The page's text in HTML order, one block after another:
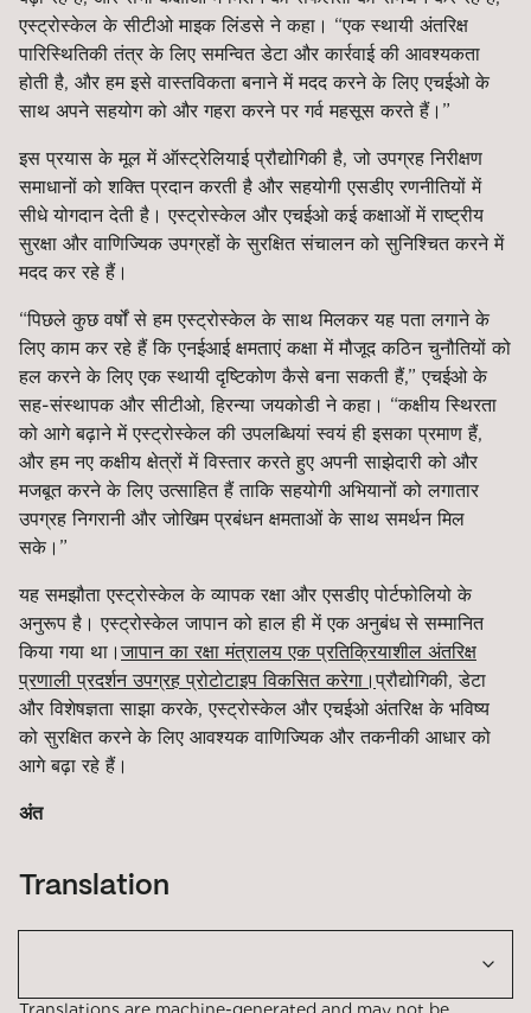
एस्ट्रोस्केल के सीटीओ माइक लिंडसे ने कहा। “एक स्थायी अंतरिक्ष
पारिस्थितिकी तंत्र के लिए समन्वित डेटा और कार्रवाई की आवश्यकता
होती है, और हम इसे वास्तविकता बनाने में मदद करने के लिए एचईओ के
साथ अपने सहयोग को और गहरा करने पर गर्व महसूस करते हैं।”
इस प्रयास के मूल में ऑस्ट्रेलियाई प्रौद्योगिकी है, जो उपग्रह निरीक्षण
समाधानों को शक्ति प्रदान करती है और सहयोगी एसडीए रणनीतियों में
सीधे योगदान देती है। एस्ट्रोस्केल और एचईओ कई कक्षाओं में राष्ट्रीय
सुरक्षा और वाणिज्यिक उपग्रहों के सुरक्षित संचालन को सुनिश्चित करने में
मदद कर रहे हैं।
“पिछले कुछ वर्षों से हम एस्ट्रोस्केल के साथ मिलकर यह पता लगाने के
लिए काम कर रहे हैं कि एनईआई क्षमताएं कक्षा में मौजूद कठिन चुनौतियों को
हल करने के लिए एक स्थायी दृष्टिकोण कैसे बना सकती हैं,” एचईओ के
सह-संस्थापक और सीटीओ, हिरन्या जयकोडी ने कहा। “कक्षीय स्थिरता
को आगे बढ़ाने में एस्ट्रोस्केल की उपलब्धियां स्वयं ही इसका प्रमाण हैं,
और हम नए कक्षीय क्षेत्रों में विस्तार करते हुए अपनी साझेदारी को और
मजबूत करने के लिए उत्साहित हैं ताकि सहयोगी अभियानों को लगातार
उपग्रह निगरानी और जोखिम प्रबंधन क्षमताओं के साथ समर्थन मिल
सके।”
यह समझौता एस्ट्रोस्केल के व्यापक रक्षा और एसडीए पोर्टफोलियो के
अनुरूप है। एस्ट्रोस्केल जापान को हाल ही में एक अनुबंध से सम्मानित
किया गया था।जापान का रक्षा मंत्रालय एक प्रतिक्रियाशील अंतरिक्ष
प्रणाली प्रदर्शन उपग्रह प्रोटोटाइप विकसित करेगा।प्रौद्योगिकी, डेटा
और विशेषज्ञता साझा करके, एस्ट्रोस्केल और एचईओ अंतरिक्ष के भविष्य
को सुरक्षित करने के लिए आवश्यक वाणिज्यिक और तकनीकी आधार को
आगे बढ़ा रहे हैं।
अंत
Translation